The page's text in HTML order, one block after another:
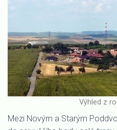
Výhled z
Mezi Novým a Starým